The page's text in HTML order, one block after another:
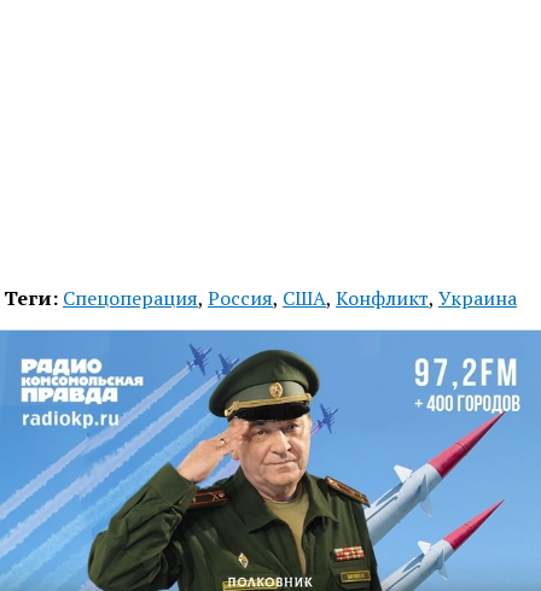
Теги: Спецоперация, Россия, США, Конфликт, Украина